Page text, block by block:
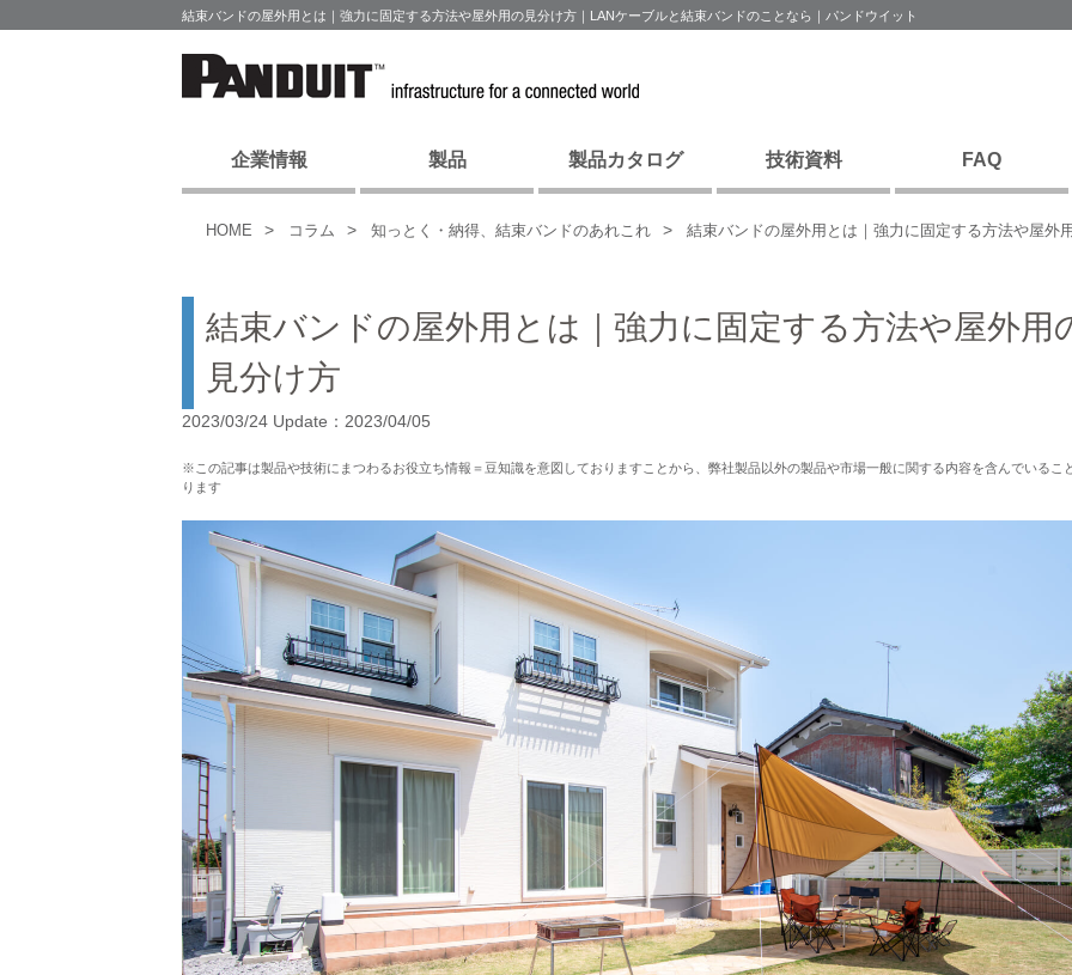
結束バンドの屋外用とは｜強力に固定する方法や屋外用の見分け方｜LANケーブルと結束バンドのことなら｜パンドウイット
企業情報 製品 製品カタログ 技術資料 FAQ
HOME コラム 知っとく・納得、結束バンドのあれこれ 結束バンドの屋外用とは｜強力に固定する方法や屋外
結束バンドの屋外用とは｜強力に固定する方法や屋外用
見分け方
2023/03/24 Update：2023/04/05
※この記事は製品や技術にまつわるお役立ち情報＝豆知識を意図しておりますことから、弊社製品以外の製品や市場一般に関する内容を含んでいるこ
ります